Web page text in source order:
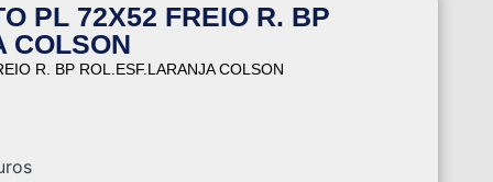
PL 72X52 FREIO R. BP
COLSON
R. BP ROL.ESF.LARANJA COLSON